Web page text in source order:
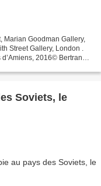
Marian Goodman Gallery,
Street Gallery, London .
2016© Bertrand
Soviets, le